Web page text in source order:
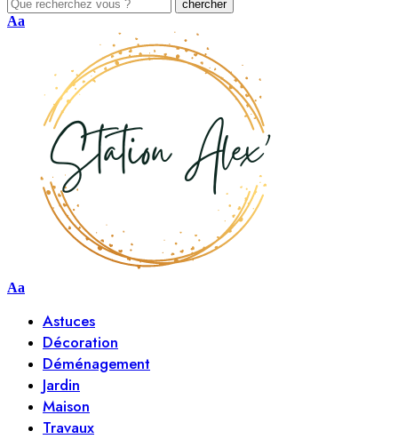
Aa
Aa
Astuces
Décoration
Déménagement
Jardin
Maison
Travaux